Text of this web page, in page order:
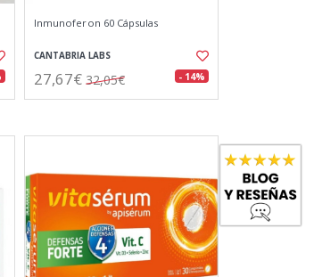
Inmunoferon 60 Cápsulas
CANTABRIA LABS
27,67€ 32,05€ - 14%